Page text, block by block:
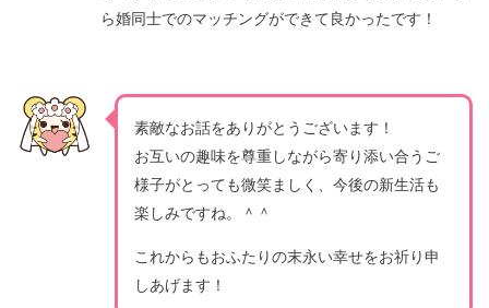
ら婚同士でのマッチングができて良かったです！
素敵なお話をありがとうございます！
お互いの趣味を尊重しながら寄り添い合うご
様子がとっても微笑ましく、今後の新生活も
楽しみですね。＾＾
これからもおふたりの末永い幸せをお祈り申
しあげます！